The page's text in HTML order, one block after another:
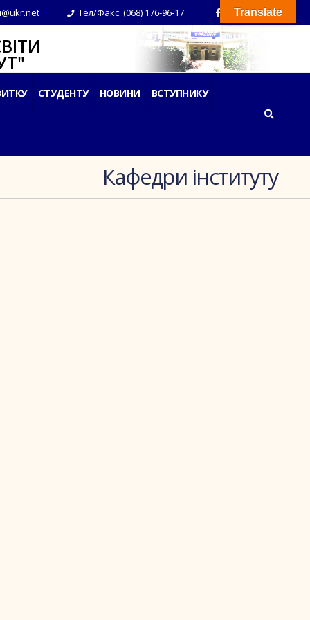
Тел/Факс: (068) 176-96-17
СТУДЕНТУ НОВИНИ ВСТУПНИКУ
Кафедри інституту
Translate